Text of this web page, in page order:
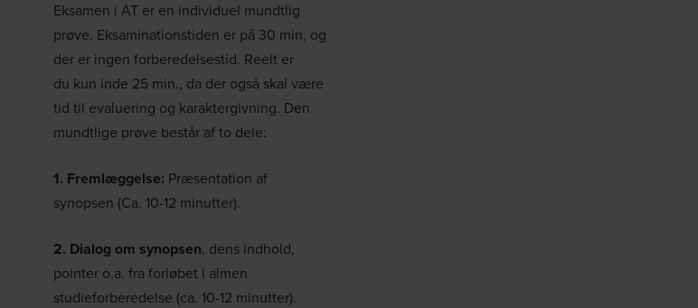
Eksamen i AT er en individuel mundtlig
prøve. Eksaminationstiden er på 30 min, og
der er ingen forberedelsestid. Reelt er
du kun inde 25 min., da der også skal være
tid til evaluering og karaktergivning. Den
mundtlige prøve består af to dele:
1. Fremlæggelse: Præsentation af
synopsen (Ca. 10-12 minutter).
2. Dialog om synopsen, dens indhold,
pointer o.a. fra forløbet i almen
studieforberedelse (ca. 10-12 minutter).